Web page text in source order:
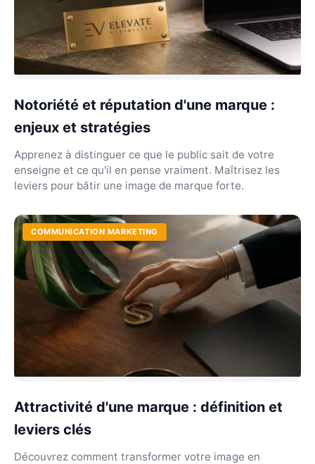
Notoriété et réputation d'une marque :
enjeux et stratégies
Apprenez à distinguer ce que le public sait de votre
enseigne et ce qu'il en pense vraiment. Maîtrisez les
leviers pour bâtir une image de marque forte.
COMMUNICATION MARKETING
Attractivité d'une marque : définition et
leviers clés
Découvrez comment transformer votre image en